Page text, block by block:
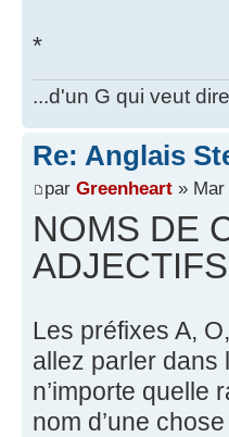
*
...d'un G qui veut
Re: Anglais
par Greenheart » Mar
NOMS DE
Les préfixes A,
allez parler dans
n’importe quelle
nom d’une